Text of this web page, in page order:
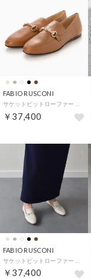
FABIO RUSCONI
サケットビットローファー （ライトブラウン）
￥37,400
FABIO RUSCONI
￥37,400